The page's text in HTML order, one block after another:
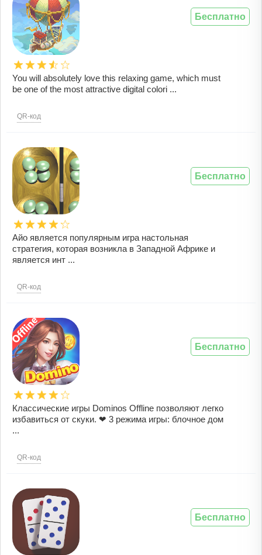
You will absolutely love this relaxing game, which must
be one of the most attractive digital colori ...
QR-код
Бесплатно
Айо является популярным игра настольная
стратегия, которая возникла в Западной Африке и
является инт ...
QR-код
Бесплатно
Классические игры Dominos Offline позволяют легко
избавиться от скуки. ❤ 3 режима игры: блочное дом
...
QR-код
Бесплатно
Бесплатно